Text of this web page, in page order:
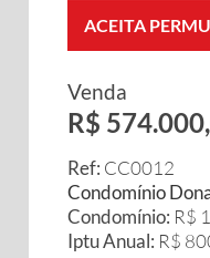
ACEITA
Venda
R$
Ref: CC0012
Condomínio
Condomínio: R$
Iptu Anual: R$